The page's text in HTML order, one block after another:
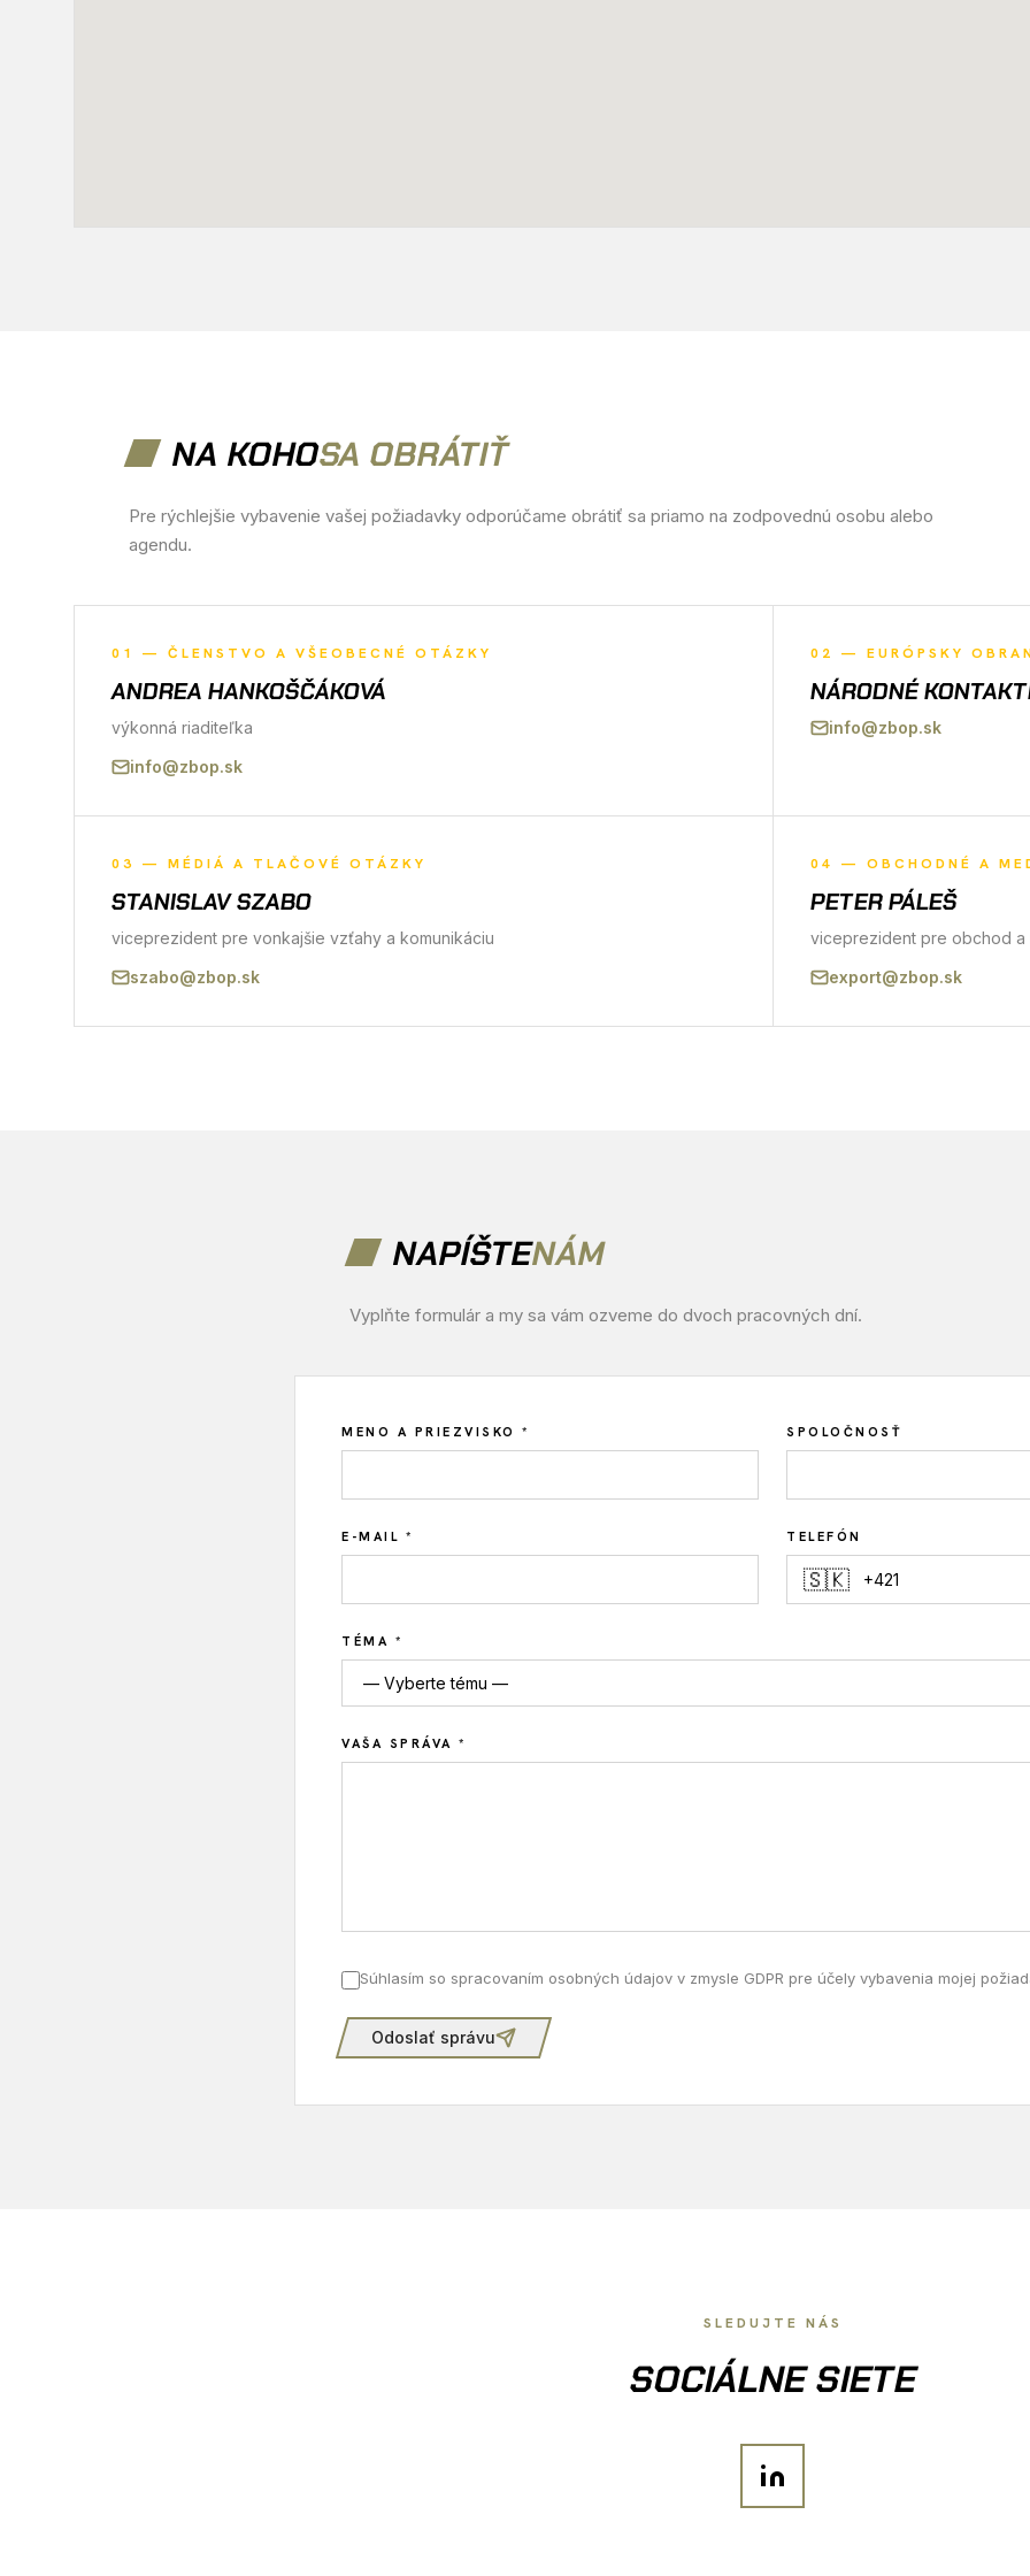
NA KOHOSA OBRÁTIŤ
Pre rýchlejšie vybavenie vašej požiadavky odporúčame obrátiť sa priamo na zodpovednú osobu alebo
agendu.
01 — ČLENSTVO A VŠEOBECNÉ OTÁZKY
ANDREA HANKOŠČÁKOVÁ
výkonná riaditeľka
info@zbop.sk
02 — EURÓPSKY
NÁRODNÉ
info@zbop.sk
03 — MÉDIÁ A TLAČOVÉ OTÁZKY
STANISLAV SZABO
viceprezident pre vonkajšie vzťahy a komunikáciu
szabo@zbop.sk
04 — OBCHODNÉ A
PETER PÁLEŠ
viceprezident pre obchod a
export@zbop.sk
NAPÍŠTENÁM
Vyplňte formulár a my sa vám ozveme do dvoch pracovných dní.
MENO A PRIEZVISKO * SPOLOČNOSŤ
E-MAIL * TELEFÓN
🇸🇰
TÉMA *
VAŠA SPRÁVA *
Súhlasím so spracovaním osobných údajov v zmysle GDPR pre účely vybavenia mojej
Odoslať správu
SLEDUJTE NÁS
SOCIÁLNE SIETE